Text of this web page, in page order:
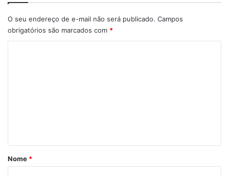
O seu endereço de e-mail não será publicado. Campos
obrigatórios são marcados com *
rNome *